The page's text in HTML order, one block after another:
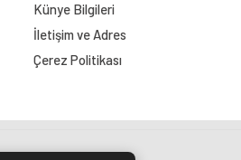
Künye Bilgileri
İletişim ve Adres
Çerez Politikası